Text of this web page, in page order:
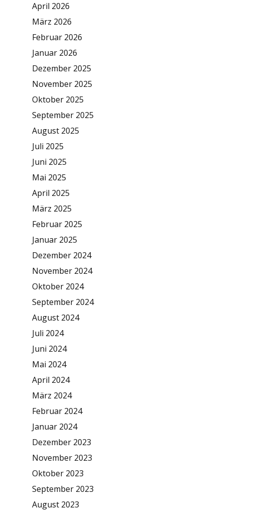
April 2026
März 2026
Februar 2026
Januar 2026
Dezember 2025
November 2025
Oktober 2025
September 2025
August 2025
Juli 2025
Juni 2025
Mai 2025
April 2025
März 2025
Februar 2025
Januar 2025
Dezember 2024
November 2024
Oktober 2024
September 2024
August 2024
Juli 2024
Juni 2024
Mai 2024
April 2024
März 2024
Februar 2024
Januar 2024
Dezember 2023
November 2023
Oktober 2023
September 2023
August 2023